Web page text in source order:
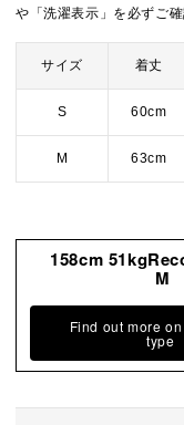
や「洗濯表示」を必ずご確
サイズ 着丈
S 60cm
M 63cm
158cm
M
Find out more
type